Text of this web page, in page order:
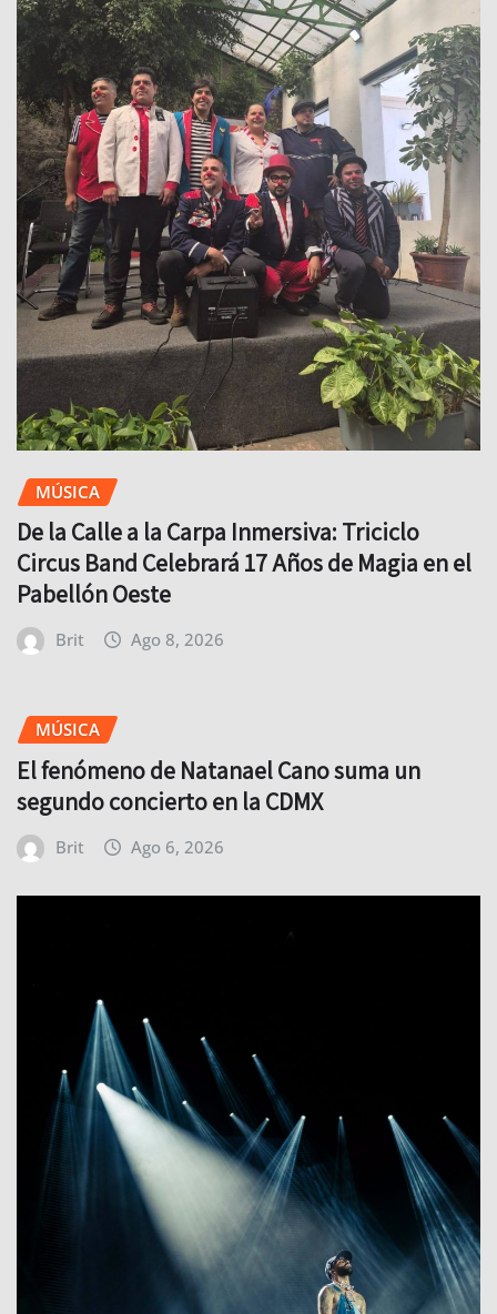
MÚSICA
De la Calle a la Carpa Inmersiva: Triciclo
Circus Band Celebrará 17 Años de Magia en el
Pabellón Oeste
Brit Ago 8, 2026
MÚSICA
El fenómeno de Natanael Cano suma un
segundo concierto en la CDMX
Brit Ago 6, 2026